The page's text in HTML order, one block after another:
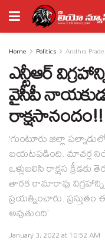
Home Politics Andhra
ఎన్టీఆర్
వైసీపీ
రాక్షసానందం!!
‘గుంటూరు జిల్లా
బయటపడింది. మాచర్ల
ఒళ్లుబలిసి రాక్షస
తారక రామారావు విగ్రహాన్ని
ప్రయత్నించారు.
అవుతుంది’
January 3, 2022 at 10:52 AM